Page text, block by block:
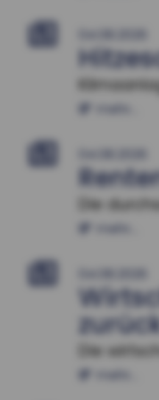
mehr...
Die
mehr...
Die
mehr...